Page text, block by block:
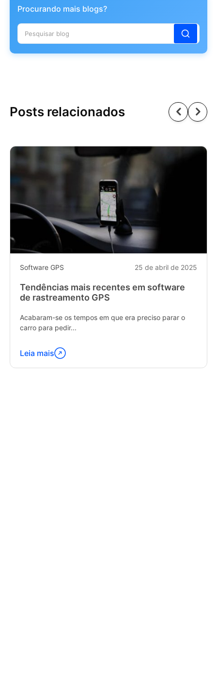
Procurando mais blogs?
Posts relacionados
Software GPS 25 de abril de 2025
Tendências mais recentes em software
de rastreamento GPS
Acabaram-se os tempos em que era preciso parar o
carro para pedir...
Continue
lendo
Leia mais